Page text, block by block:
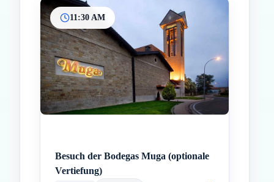
11:30 AM
Besuch der Bodegas Muga (optionale
Vertiefung)